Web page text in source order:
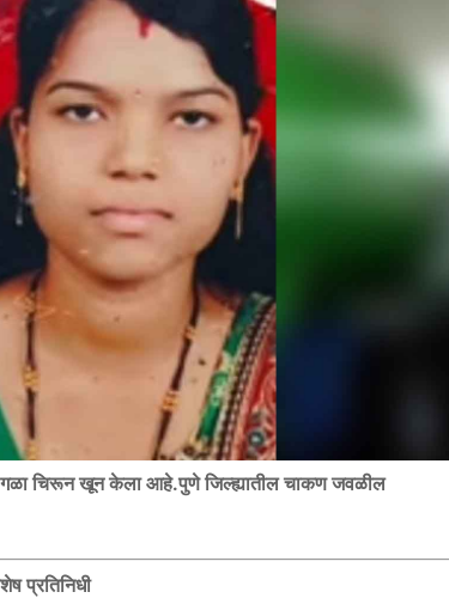
चिरून खून केला आहे.पुणे जिल्ह्यातील चाकण जवळील
प्रतिनिधी